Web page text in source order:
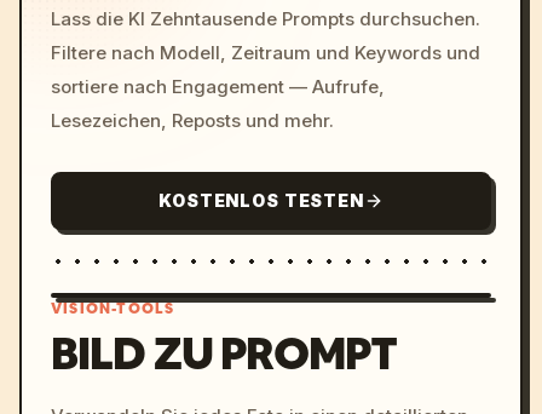
Lass die KI Zehntausende Prompts durchsuchen.
Filtere nach Modell, Zeitraum und Keywords und
sortiere nach Engagement — Aufrufe,
Lesezeichen, Reposts und mehr.
KOSTENLOS TESTEN
VISION-TOOLS
BILD ZU PROMPT